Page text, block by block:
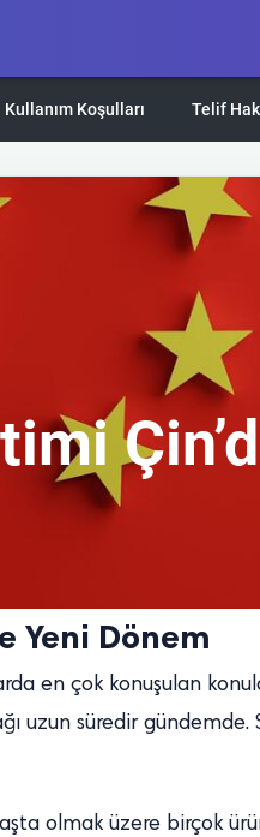
Kullanım Koşulları Telif
Yeni Dönem
en çok konuşulan
uzun süredir
olmak üzere birçok